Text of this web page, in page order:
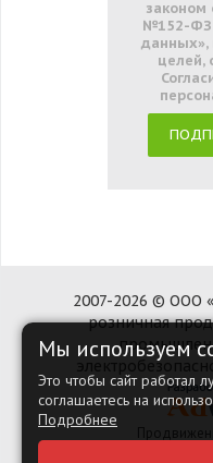
законом
№152-ФЗ
данных»,
целей,
2007-2026 © ООО
розничная
Мы используем
Это чтобы сайт работал
соглашаетесь на
Подробнее